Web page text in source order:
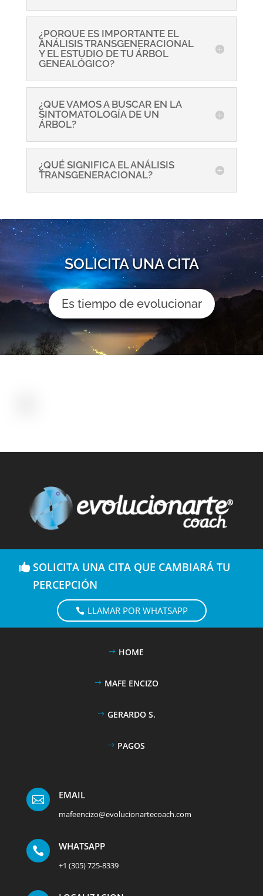
¿PORQUE ES IMPORTANTE EL
ANÁLISIS TRANSGENERACIONAL
Y EL ESTUDIO DE TU ÁRBOL
GENEALÓGICO?
¿QUE VAMOS A BUSCAR EN LA
SINTOMATOLOGÍA DE UN
ÁRBOL?
¿QUÉ SIGNIFICA EL ANÁLISIS
TRANSGENERACIONAL?
SOLICITA UNA CITA
Es tiempo de evolucionar
SOLICITA UNA CITA QUE CAMBIARÁ TU
PERCEPCIÓN
LLAMAR POR WHATSAPP
HOME
MAFE ENCIZO
GERARDO S.
PAGOS
 EMAIL
mafeencizo@evolucionartecoach.com
 WHATSAPP
+1 (305) 725-8339